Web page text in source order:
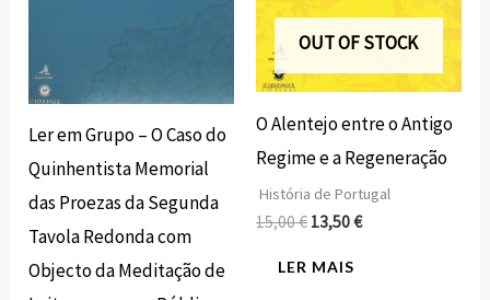
Ler em Grupo – O Caso do
Quinhentista Memorial
das Proezas da Segunda
Tavola Redonda com
Objecto da Meditação de
OUT OF STOCK
O Alentejo entre o Antigo
Regime e a Regeneração
História de Portugal
15,00€ 13,50€
LER MAIS